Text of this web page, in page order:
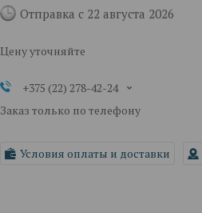
Отправка с 22 августа 2026
Цену уточняйте
+375 (22) 278-42-24
Заказ только по телефону
Условия оплаты и доставки